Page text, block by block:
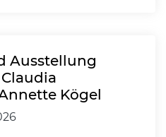
Ausstellung
Kögel